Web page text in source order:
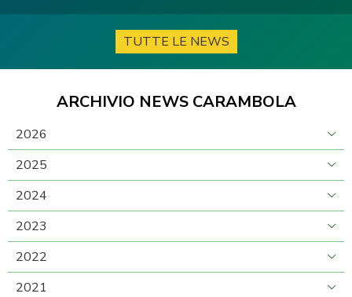
TUTTE LE NEWS
ARCHIVIO NEWS CARAMBOLA
2026
2025
2024
2023
2022
2021